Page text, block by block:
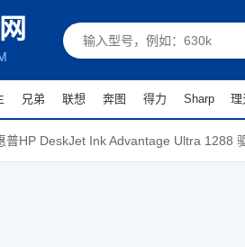
兄弟 联想 奔图 得力 Sharp 理
普HP DeskJet Ink Advantage Ultra 1288